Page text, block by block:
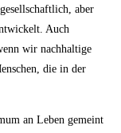
aber
Auch
wir nachhaltige
die in der
an Leben gemeint